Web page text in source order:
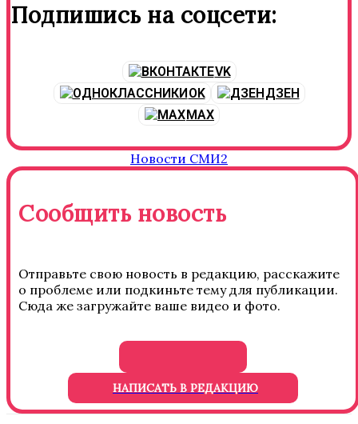
Подпишись на соцсети:
VK
OK
ДЗЕН
MAX
Новости СМИ2
Сообщить новость
Отправьте свою новость в редакцию, расскажите
о проблеме или подкиньте тему для публикации.
Сюда же загружайте ваше видео и фото.
НАПИСАТЬ В РЕДАКЦИЮ